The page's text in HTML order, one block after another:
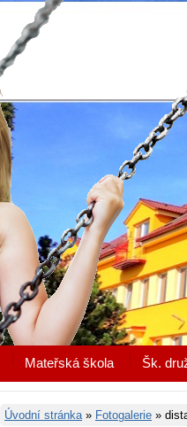
Mateřská škola Šk.
Úvodní stránka» Fotogalerie »